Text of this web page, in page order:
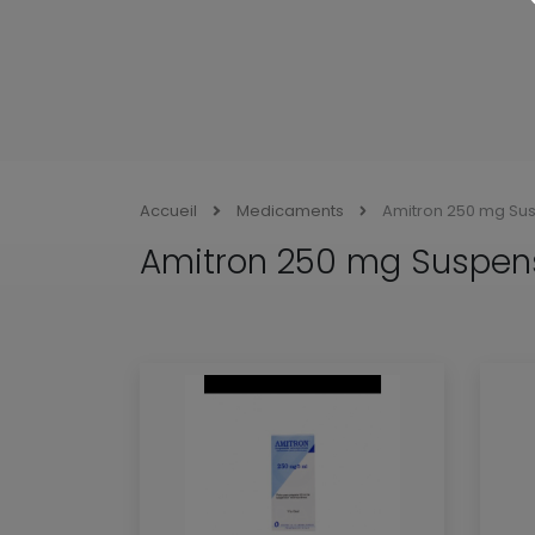
Accueil Medicaments Amitron 250 mg
Amitron 250 mg